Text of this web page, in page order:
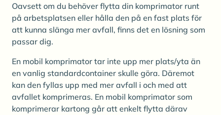
Oavsett om du behöver flytta din komprimator runt
på arbetsplatsen eller hålla den på en fast plats för
att kunna slänga mer avfall, finns det en lösning som
passar dig.
En mobil komprimator tar inte upp mer plats/yta än
en vanlig standardcontainer skulle göra. Däremot
kan den fyllas upp med mer avfall i och med att
avfallet komprimeras. En mobil komprimator som
komprimerar kartong går att enkelt flytta därav